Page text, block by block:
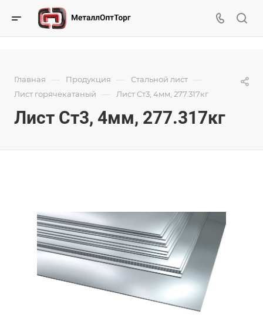
Главная — Продукция — Стальной лист —
Лист горячекатаный — Лист Ст3, 4мм, 277.317кг
Лист Ст3, 4мм, 277.317кг